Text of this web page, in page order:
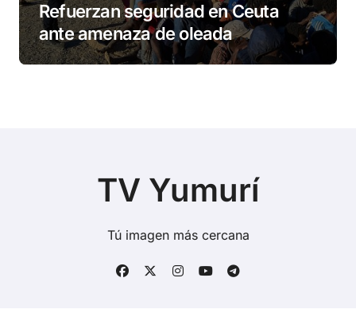
Refuerzan seguridad en Ceuta
ante amenaza de oleada
migratoria
TV Yumurí
Tú imagen más cercana